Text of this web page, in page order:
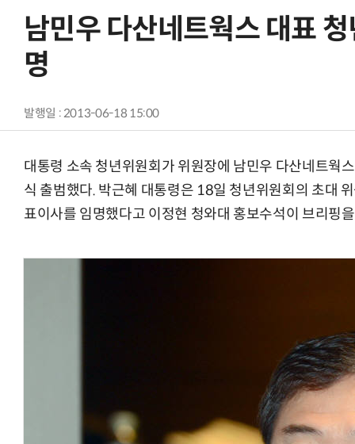
남민우 다산네트웍스 대표
명
발행일 : 2013-06-18 15:00
대통령 소속 청년위원회가 위원장에 남민우 다산네트웍
식 출범했다. 박근혜 대통령은 18일 청년위원회의 초대
표이사를 임명했다고 이정현 청와대 홍보수석이 브리핑